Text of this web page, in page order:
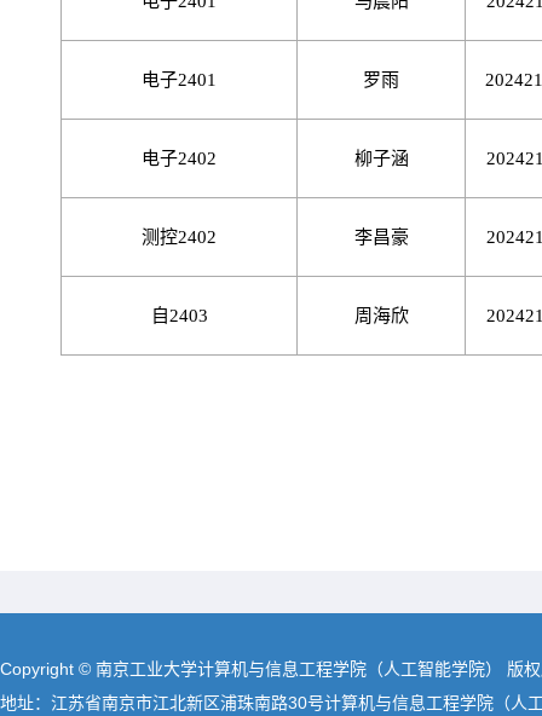
电子2401 罗雨
电子2402 柳子涵
测控2402 李昌豪
自2403 周海欣
Copyright © 南京工业大学计算机与信息工程学院（人工智能学院） 版
地址：江苏省南京市江北新区浦珠南路30号计算机与信息工程学院（人